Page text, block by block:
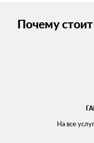
Почему
На все